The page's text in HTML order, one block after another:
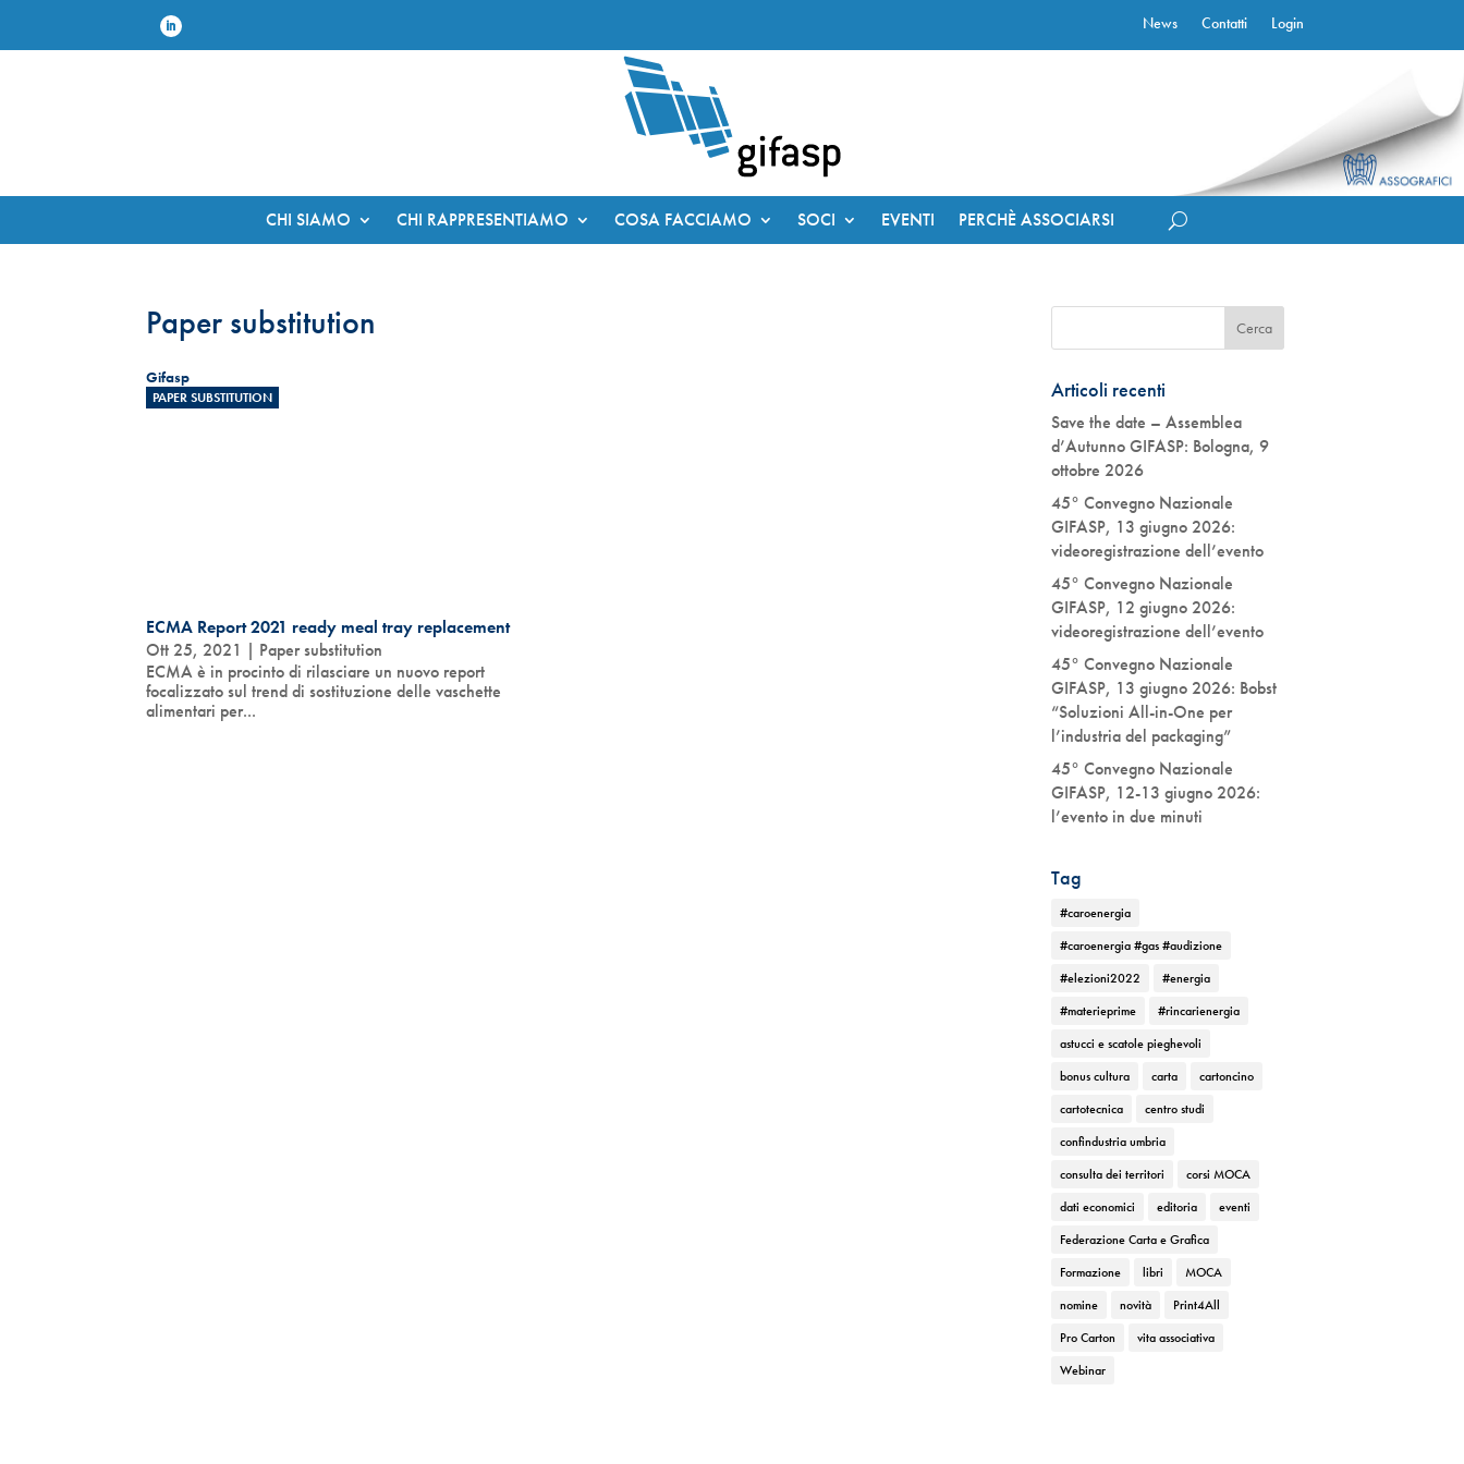
News Contatti Login
CHI SIAMO CHI RAPPRESENTIAMO COSA FACCIAMO SOCI EVENTI PERCHÈ ASSOCIARSI
Paper substitution
Gifasp
PAPER SUBSTITUTION
ECMA Report 2021 ready meal tray replacement
Ott 25, 2021 | Paper substitution
ECMA è in procinto di rilasciare un nuovo report
focalizzato sul trend di sostituzione delle vaschette
alimentari per...
Articoli recenti
Save the date – Assemblea
d’Autunno GIFASP: Bologna, 9
ottobre 2026
45° Convegno Nazionale
GIFASP, 13 giugno 2026:
videoregistrazione dell’evento
45° Convegno Nazionale
GIFASP, 12 giugno 2026:
videoregistrazione dell’evento
45° Convegno Nazionale
GIFASP, 13 giugno 2026: Bobst
“Soluzioni All-in-One per
l’industria del packaging”
45° Convegno Nazionale
GIFASP, 12-13 giugno 2026:
l’evento in due minuti
Tag
#caroenergia
#caroenergia #gas #audizione
#elezioni2022
#energia
#materieprime
#rincarienergia
astucci e scatole pieghevoli
bonus cultura
carta
cartoncino
cartotecnica
centro studi
confindustria umbria
consulta dei territori
corsi MOCA
dati economici
editoria
eventi
Federazione Carta e Grafica
Formazione
libri
MOCA
nomine
novità
Print4All
Pro Carton
vita associativa
Webinar